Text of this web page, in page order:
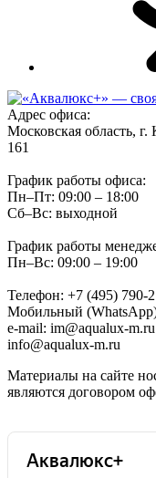
Адрес офиса:
Московская область,
161
График работы офиса:
Пн–Пт: 09:00 – 18:00
Сб–Вс: выходной
График работы
Пн–Вс: 09:00 – 19:00
Телефон: +7 (495) 790-
Мобильный
e-mail: im@aqualux-m.ru
info@aqualux-m.ru
Материалы на сайте
являются договором